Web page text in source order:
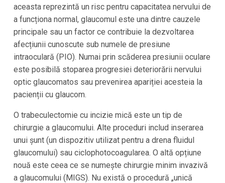
aceasta reprezintă un risc pentru capacitatea nervului de
a funcționa normal, glaucomul este una dintre cauzele
principale sau un factor ce contribuie la dezvoltarea
afecțiunii cunoscute sub numele de presiune
intraoculară (PIO). Numai prin scăderea presiunii oculare
este posibilă stoparea progresiei deteriorării nervului
optic glaucomatos sau prevenirea apariției acesteia la
pacienții cu glaucom.
O trabeculectomie cu incizie mică este un tip de
chirurgie a glaucomului. Alte proceduri includ inserarea
unui șunt (un dispozitiv utilizat pentru a drena fluidul
glaucomului) sau ciclophotocoagularea. O altă opțiune
nouă este ceea ce se numește chirurgie minim invazivă
a glaucomului (MIGS). Nu există o procedură „unică